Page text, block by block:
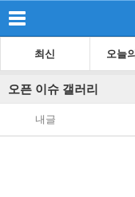
최신 오늘
오픈 이슈 갤러리
내글